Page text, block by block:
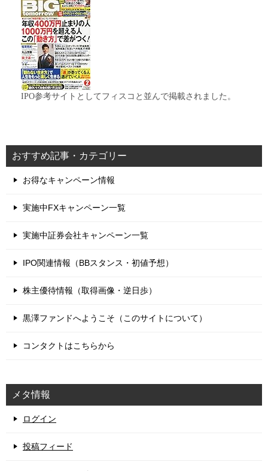
IPO参考サイトとしてフィスコと並んで掲載されました。
おすすめ記事・カテゴリー
お得なキャンペーン情報
実施中FXキャンペーン一覧
実施中証券会社キャンペーン一覧
IPO関連情報（BBスタンス・初値予想）
株主優待情報（取得画像・逆日歩）
黒澤ファンドへようこそ（このサイトについて）
コンタクトはこちらから
メタ情報
ログイン
投稿フィード